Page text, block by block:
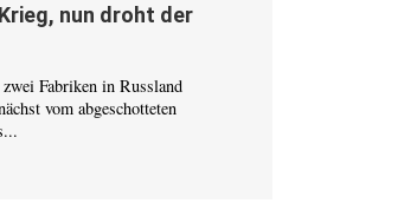
nun droht der
Fabriken in Russland
vom abgeschotteten